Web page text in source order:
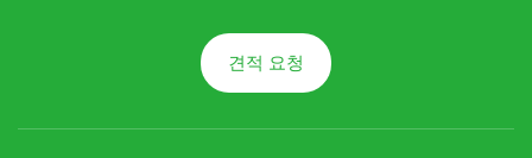
견적 요청